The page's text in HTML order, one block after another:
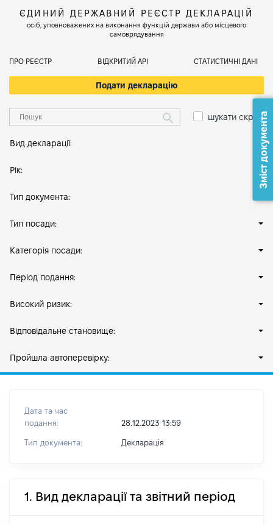
ЄДИНИЙ ДЕРЖАВНИЙ РЕЄСТР ДЕКЛАРАЦІЙ
осіб, уповноважених на виконання функцій держави або місцевого
самоврядування
ПРО РЕЄСТР ВІДКРИТИЙ АРІ СТАТИСТИЧНІ ДАНІ
Подати декларацію
шукати скрізь
Вид декларації:
Рік:
Тип документа:
Тип посади:
Категорія посади:
Період подання:
Високий ризик:
Відповідальне становище:
Пройшла автоперевірку:
Дата та час
подання:
28.12.2023 13:59
Тип документа: Декларація
1. Вид декларації та звітний період
Зміст документа